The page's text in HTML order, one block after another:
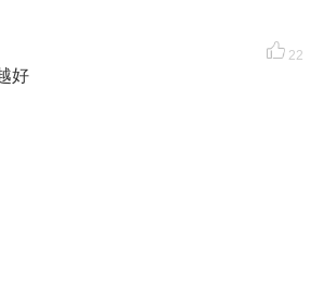
22
好